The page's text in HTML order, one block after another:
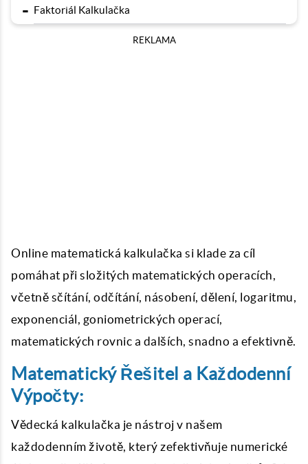
- Faktoriál Kalkulačka
REKLAMA
Online matematická kalkulačka si klade za cíl
pomáhat při složitých matematických operacích,
včetně sčítání, odčítání, násobení, dělení, logaritmu,
exponenciál, goniometrických operací,
matematických rovnic a dalších, snadno a efektivně.
Matematický Řešitel a Každodenní
Výpočty:
Vědecká kalkulačka je nástroj v našem
každodenním životě, který zefektivňuje numerické